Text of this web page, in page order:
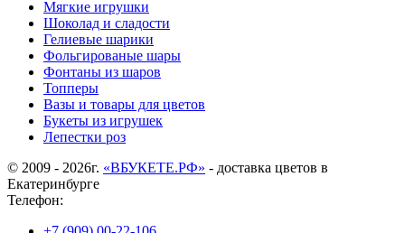
Мягкие игрушки
Шоколад и сладости
Гелиевые шарики
Фольгированые шары
Фонтаны из шаров
Топперы
Вазы и товары для цветов
Букеты из игрушек
Лепестки роз
© 2009 - 2026г. «ВБУКЕТЕ.РФ» - доставка цветов в
Екатеринбурге
Телефон: